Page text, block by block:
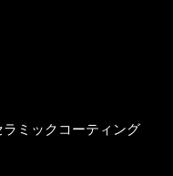
ミックコーティング